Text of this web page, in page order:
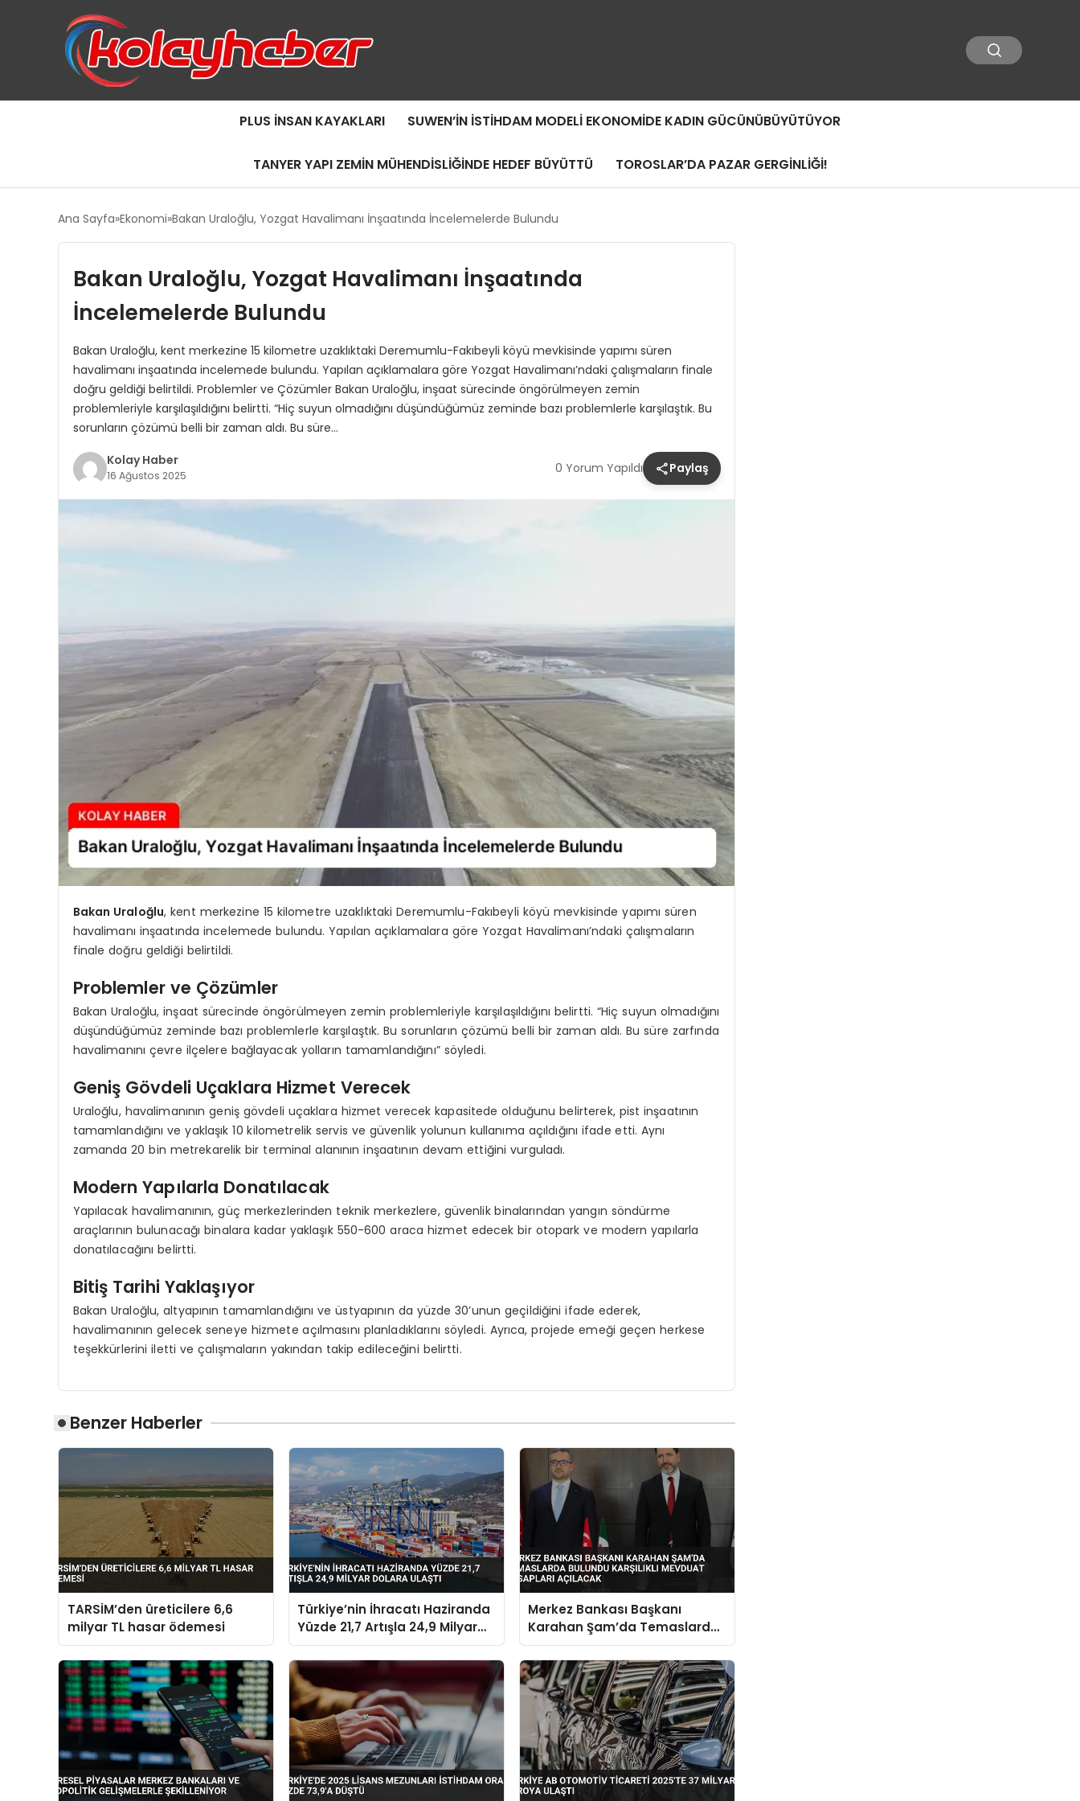
PLUS İNSAN KAYAKLARI SUWEN’IN İSTIHDAM MODELI EKONOMIDE KADIN GÜCÜNÜBÜYÜTÜYOR
TANYER YAPI ZEMIN MÜHENDISLIĞINDE HEDEF BÜYÜTTÜ TOROSLAR’DA PAZAR GERGİNLİĞİ!
Ana Sayfa Ekonomi Bakan Uraloğlu, Yozgat Havalimanı İnşaatında İncelemelerde Bulundu
Bakan Uraloğlu, Yozgat Havalimanı İnşaatında
İncelemelerde Bulundu
Bakan Uraloğlu, kent merkezine 15 kilometre uzaklıktaki Deremumlu-Fakıbeyli köyü mevkisinde yapımı süren
havalimanı inşaatında incelemede bulundu. Yapılan açıklamalara göre Yozgat Havalimanı’ndaki çalışmaların finale
doğru geldiği belirtildi. Problemler ve Çözümler Bakan Uraloğlu, inşaat sürecinde öngörülmeyen zemin
problemleriyle karşılaşıldığını belirtti. “Hiç suyun olmadığını düşündüğümüz zeminde bazı problemlerle karşılaştık. Bu
sorunların çözümü belli bir zaman aldı. Bu süre…
Kolay Haber
16 Ağustos 2025 0 Yorum Yapıldı Paylaş
Bakan Uraloğlu, kent merkezine 15 kilometre uzaklıktaki Deremumlu-Fakıbeyli köyü mevkisinde yapımı süren
havalimanı inşaatında incelemede bulundu. Yapılan açıklamalara göre Yozgat Havalimanı’ndaki çalışmaların
finale doğru geldiği belirtildi.
Problemler ve Çözümler
Bakan Uraloğlu, inşaat sürecinde öngörülmeyen zemin problemleriyle karşılaşıldığını belirtti. “Hiç suyun olmadığını
düşündüğümüz zeminde bazı problemlerle karşılaştık. Bu sorunların çözümü belli bir zaman aldı. Bu süre zarfında
havalimanını çevre ilçelere bağlayacak yolların tamamlandığını” söyledi.
Geniş Gövdeli Uçaklara Hizmet Verecek
Uraloğlu, havalimanının geniş gövdeli uçaklara hizmet verecek kapasitede olduğunu belirterek, pist inşaatının
tamamlandığını ve yaklaşık 10 kilometrelik servis ve güvenlik yolunun kullanıma açıldığını ifade etti. Aynı
zamanda 20 bin metrekarelik bir terminal alanının inşaatının devam ettiğini vurguladı.
Modern Yapılarla Donatılacak
Yapılacak havalimanının, güç merkezlerinden teknik merkezlere, güvenlik binalarından yangın söndürme
araçlarının bulunacağı binalara kadar yaklaşık 550-600 araca hizmet edecek bir otopark ve modern yapılarla
donatılacağını belirtti.
Bitiş Tarihi Yaklaşıyor
Bakan Uraloğlu, altyapının tamamlandığını ve üstyapının da yüzde 30’unun geçildiğini ifade ederek,
havalimanının gelecek seneye hizmete açılmasını planladıklarını söyledi. Ayrıca, projede emeği geçen herkese
teşekkürlerini iletti ve çalışmaların yakından takip edileceğini belirtti.
Benzer Haberler
TARSİM’den üreticilere 6,6
milyar TL hasar ödemesi
Türkiye’nin İhracatı Haziranda
Yüzde 21,7 Artışla 24,9 Milyar
Dolara Ulaştı
Merkez Bankası Başkanı
Karahan Şam’da Temaslarda
Bulundu Karşılıklı Mevduat
Hesapları Açılacak